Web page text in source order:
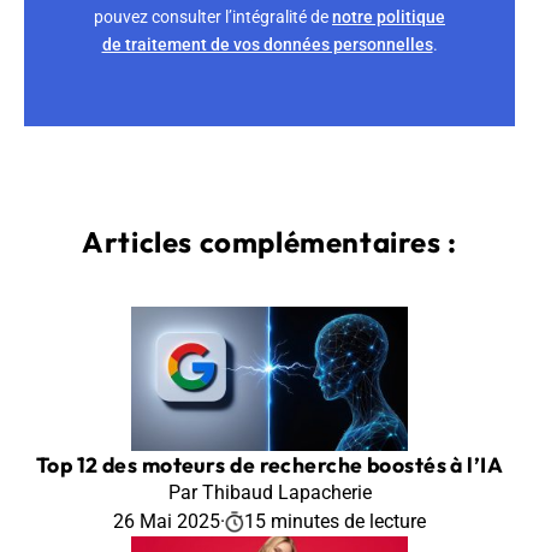
pouvez consulter l’intégralité denotre politique
de traitement de vos données personnelles.
Articles complémentaires :
Top 12 des moteurs de recherche boostés à l’IA
Par Thibaud Lapacherie
26 Mai 2025· 15 minutes de lecture